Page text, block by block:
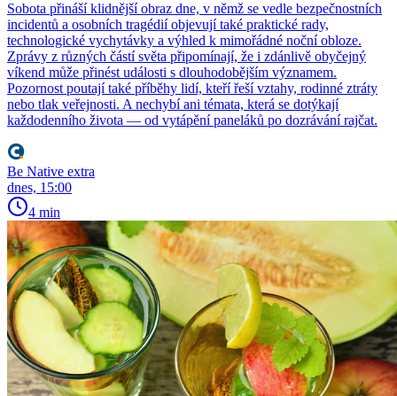
Sobota přináší klidnější obraz dne, v němž se vedle bezpečnostních
incidentů a osobních tragédií objevují také praktické rady,
technologické vychytávky a výhled k mimořádné noční obloze.
Zprávy z různých částí světa připomínají, že i zdánlivě obyčejný
víkend může přinést události s dlouhodobějším významem.
Pozornost poutají také příběhy lidí, kteří řeší vztahy, rodinné ztráty
nebo tlak veřejnosti. A nechybí ani témata, která se dotýkají
každodenního života — od vytápění paneláků po dozrávání rajčat.
Be Native extra
dnes, 15:00
4 min